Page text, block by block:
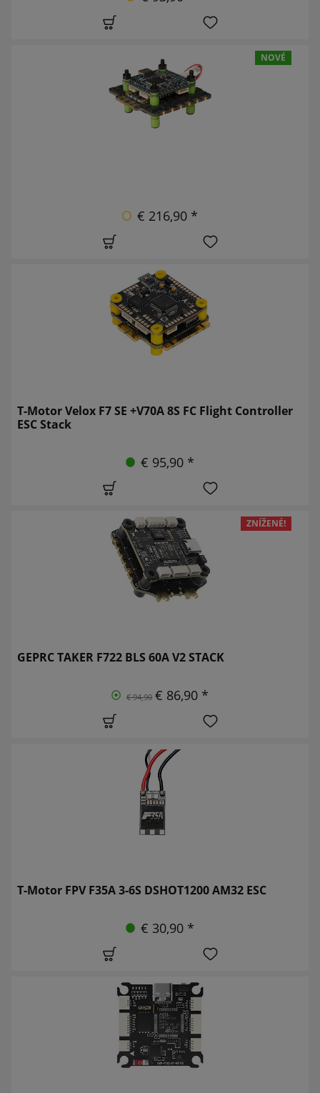
NOVÉ
€ 216,90 *
T-Motor Velox F7 SE +V70A 8S FC Flight Controller
ESC Stack
€ 95,90 *
ZNÍŽENÉ!
GEPRC TAKER F722 BLS 60A V2 STACK
€ 94,90 € 86,90 *
T-Motor FPV F35A 3-6S DSHOT1200 AM32 ESC
€ 30,90 *